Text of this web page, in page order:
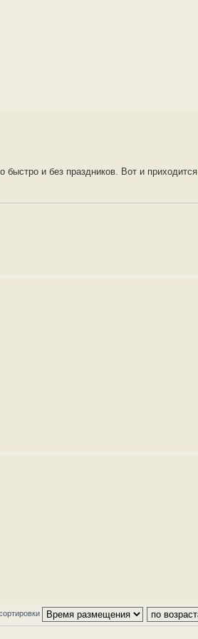
и без праздников. Вот и приходится